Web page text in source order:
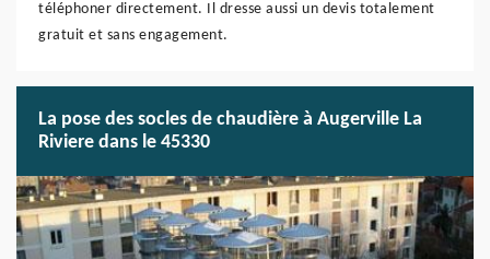
téléphoner directement. Il dresse aussi un devis totalement
gratuit et sans engagement.
La pose des socles de chaudière à Augerville La
Riviere dans le 45330